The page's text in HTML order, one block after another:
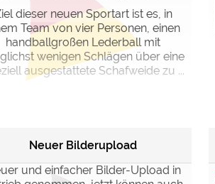
dieser neuen Sportart ist es, in
Team von vier Personen, einen
handballgroßen Lederball mit
wenigen Schlägen über eine
ausgestattete Schafweide zu ...
Neuer Bilderupload
und einfacher Bilder-Upload in